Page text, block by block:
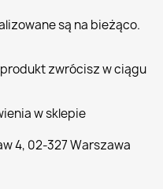
są na bieżąco.
zwrócisz w ciągu
w sklepie
4, 02-327 Warszawa